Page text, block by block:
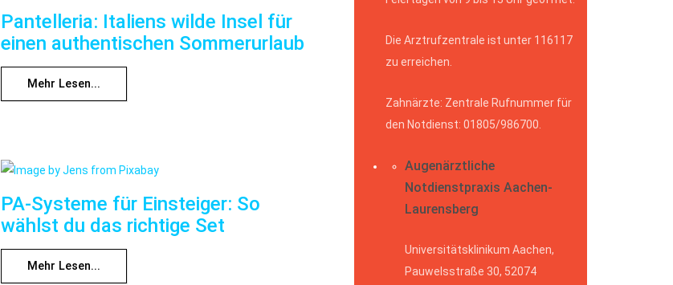
Pantelleria: Italiens wilde Insel für
einen authentischen Sommerurlaub
Mehr Lesen...
PA-Systeme für Einsteiger: So
wählst du das richtige Set
Mehr Lesen...
Die Arztrufzentrale ist unter 116117
zu erreichen.
Zahnärzte: Zentrale Rufnummer für
den Notdienst: 01805/986700.
Augenärztliche
Notdienstpraxis Aachen-
Laurensberg
Universitätsklinikum Aachen,
Pauwelsstraße 30, 52074